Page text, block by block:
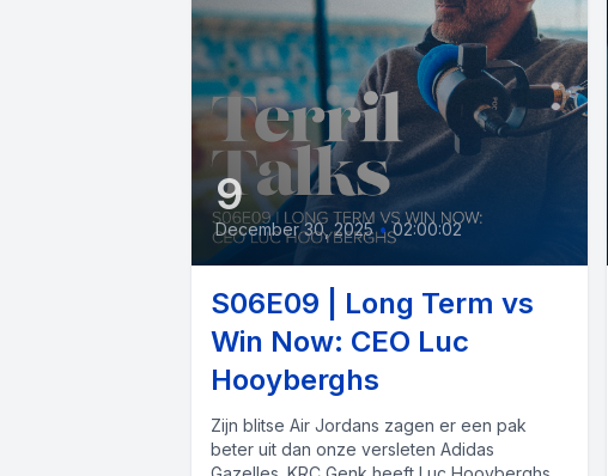
9
December 30, 2025 • 02:00:02
S06E09 | Long Term vs
Win Now: CEO Luc
Hooyberghs
Zijn blitse Air Jordans zagen er een pak
beter uit dan onze versleten Adidas